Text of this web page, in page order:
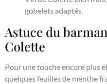
gobelets adaptés.
Astuce du
Colette
Pour une touche encore plus
quelques feuilles de menthe